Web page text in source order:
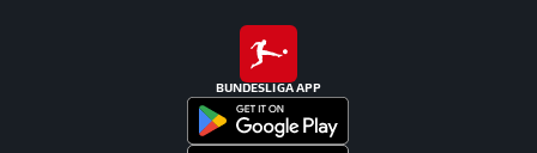
BUNDESLIGA APP